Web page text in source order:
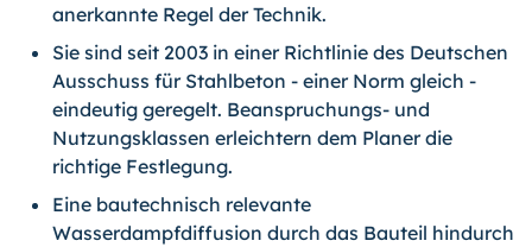
anerkannte Regel der Technik.
Sie sind seit 2003 in einer Richtlinie des Deutschen
Ausschuss für Stahlbeton - einer Norm gleich -
eindeutig geregelt. Beanspruchungs- und
Nutzungsklassen erleichtern dem Planer die
richtige Festlegung.
Eine bautechnisch relevante
Wasserdampfdiffusion durch das Bauteil hindurch